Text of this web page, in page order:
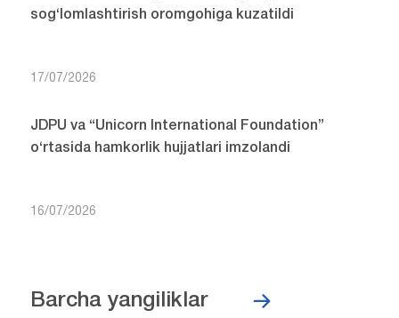
sog‘lomlashtirish oromgohiga kuzatildi
17/07/2026
JDPU va “Unicorn International Foundation”
o‘rtasida hamkorlik hujjatlari imzolandi
16/07/2026
Barcha yangiliklar